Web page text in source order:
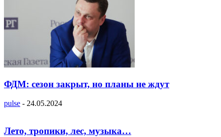
ФДМ: сезон закрыт, но планы не ждут
pulse - 24.05.2024
Лето, тропики, лес, музыка…